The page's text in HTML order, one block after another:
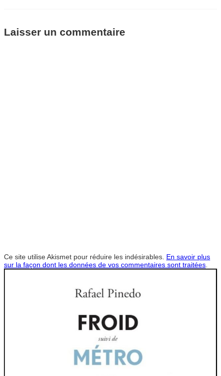
Laisser un commentaire
Ce site utilise Akismet pour réduire les indésirables. En savoir plus
sur la façon dont les données de vos commentaires sont traitées.